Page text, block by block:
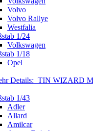
Volvo
Volvo Rallye
Westfalia
1/24
Volkswagen
1/18
Opel
Details: TIN WIZARD
1/43
Adler
Allard
Amilcar